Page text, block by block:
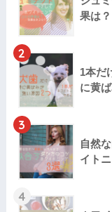
果は
2
1本だ
に黄
3
自然
イト
4